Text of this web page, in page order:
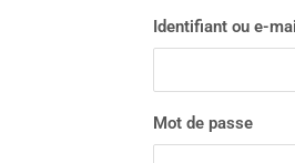
Identifiant ou e-mail
Mot de passe